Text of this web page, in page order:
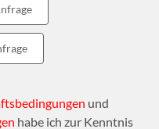
und
habe ich zur Kenntnis